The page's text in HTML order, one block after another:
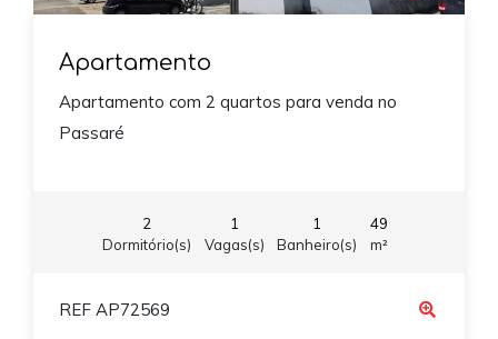
Apartamento
Apartamento com 2 quartos para venda no
Passaré
2
Dormitório(s)
1
Vagas(s)
1
Banheiro(s)
49
m²
REF AP72569